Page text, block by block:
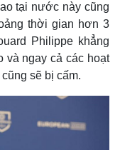
tại nước này cũng
thời gian hơn 3
Philippe khẳng
và ngay cả các hoạt
sẽ bị cấm.